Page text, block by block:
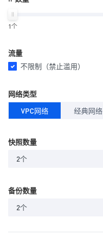
1个
流量
不限制（禁止滥用）
网络类型
VPC网络
经典网络
快照数量
2个
备份数量
2个